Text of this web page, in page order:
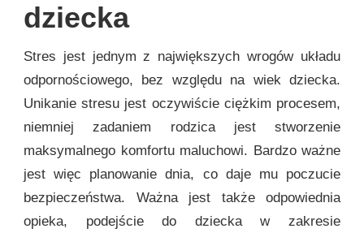
dziecka
Stres jest jednym z największych wrogów układu
odpornościowego, bez względu na wiek dziecka.
Unikanie stresu jest oczywiście ciężkim procesem,
niemniej zadaniem rodzica jest stworzenie
maksymalnego komfortu maluchowi. Bardzo ważne
jest więc planowanie dnia, co daje mu poczucie
bezpieczeństwa. Ważna jest także odpowiednia
opieka, podejście do dziecka w zakresie